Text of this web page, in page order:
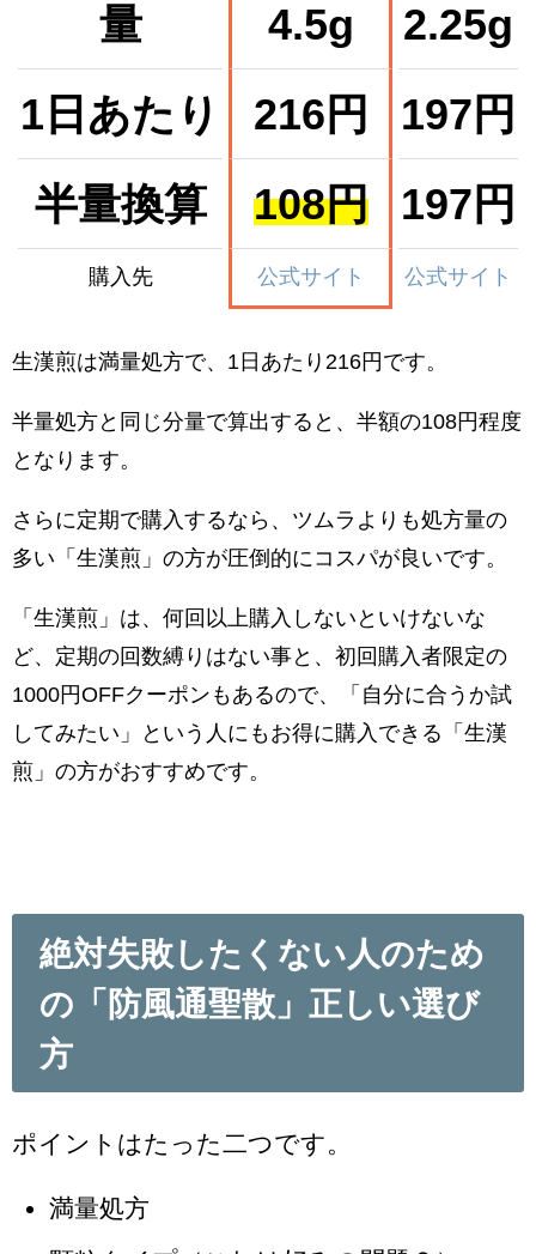
量 4.5g 2.25g
1日あたり 216円 197円
半量換算 108円 197円
購入先 公式サイト 公式サイト
生漢煎は満量処方で、1日あたり216円です。
半量処方と同じ分量で算出すると、半額の108円程度
となります。
さらに定期で購入するなら、ツムラよりも処方量の
多い「生漢煎」の方が圧倒的にコスパが良いです。
「生漢煎」は、何回以上購入しないといけないな
ど、定期の回数縛りはない事と、初回購入者限定の
1000円OFFクーポンもあるので、「自分に合うか試
してみたい」という人にもお得に購入できる「生漢
煎」の方がおすすめです。
絶対失敗したくない人のため
の「防風通聖散」正しい選び
方
ポイントはたった二つです。
満量処方